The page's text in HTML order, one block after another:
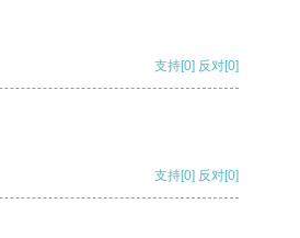
支持[0] 反对[0]
支持[0] 反对[0]